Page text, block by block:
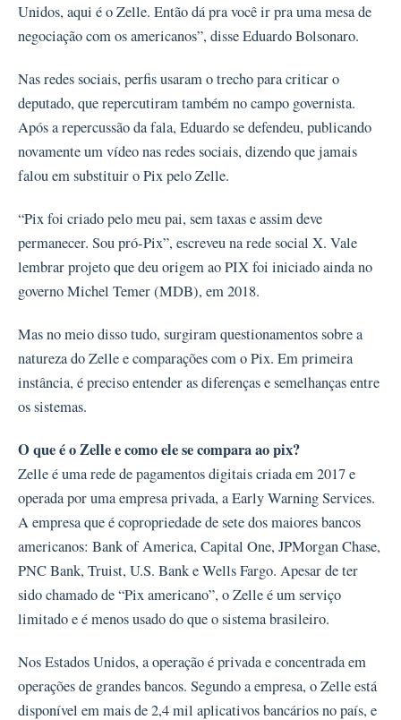
Unidos, aqui é o Zelle. Então dá pra você ir pra uma mesa de
negociação com os americanos”, disse Eduardo Bolsonaro.
Nas redes sociais, perfis usaram o trecho para criticar o
deputado, que repercutiram também no campo governista.
Após a repercussão da fala, Eduardo se defendeu, publicando
novamente um vídeo nas redes sociais, dizendo que jamais
falou em substituir o Pix pelo Zelle.
“Pix foi criado pelo meu pai, sem taxas e assim deve
permanecer. Sou pró-Pix”, escreveu na rede social X. Vale
lembrar projeto que deu origem ao PIX foi iniciado ainda no
governo Michel Temer (MDB), em 2018.
Mas no meio disso tudo, surgiram questionamentos sobre a
natureza do Zelle e comparações com o Pix. Em primeira
instância, é preciso entender as diferenças e semelhanças entre
os sistemas.
O que é o Zelle e como ele se compara ao pix?
Zelle é uma rede de pagamentos digitais criada em 2017 e
operada por uma empresa privada, a Early Warning Services.
A empresa que é copropriedade de sete dos maiores bancos
americanos: Bank of America, Capital One, JPMorgan Chase,
PNC Bank, Truist, U.S. Bank e Wells Fargo. Apesar de ter
sido chamado de “Pix americano”, o Zelle é um serviço
limitado e é menos usado do que o sistema brasileiro.
Nos Estados Unidos, a operação é privada e concentrada em
operações de grandes bancos. Segundo a empresa, o Zelle está
disponível em mais de 2,4 mil aplicativos bancários no país, e